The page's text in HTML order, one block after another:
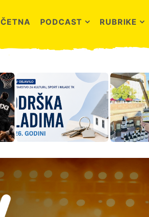
PODCAST RUBRIKE